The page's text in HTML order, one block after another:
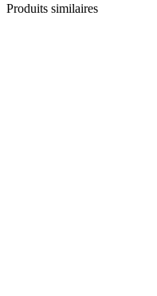
Produits similaires